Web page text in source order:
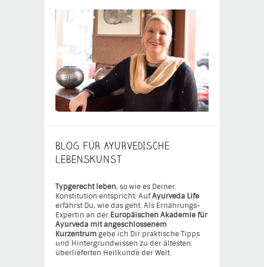
BLOG FÜR AYURVEDISCHE
LEBENSKUNST
Typgerecht leben, so wie es Deiner
Konstitution entspricht: AufAyurveda Life
erfährst Du, wie das geht. Als Ernährungs-
Expertin an der Europäischen Akademie für
Ayurveda mit angeschlossenem
Kurzentrumgebe ich Dir praktische Tipps
und Hintergrundwissen zu der ältesten
überlieferten Heilkunde der Welt.